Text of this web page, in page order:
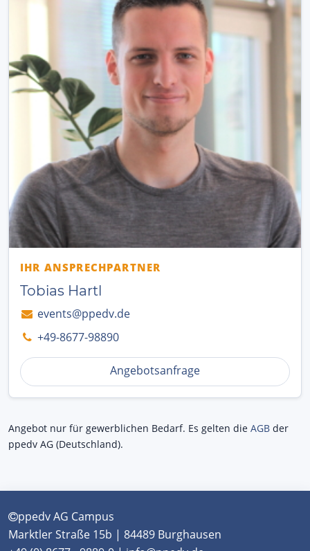
IHR ANSPRECHPARTNER
Tobias Hartl
events@ppedv.de
+49-8677-98890
Angebotsanfrage
Angebot nur für gewerblichen Bedarf. Es gelten die AGB der
ppedv AG (Deutschland).
ppedv AG Campus
Marktler Straße 15b | 84489 Burghausen